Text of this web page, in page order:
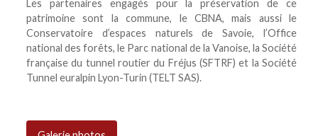
Les partenaires engagés pour la préservation de ce
patrimoine sont la commune, le CBNA, mais aussi le
Conservatoire d’espaces naturels de Savoie, l’Office
national des forêts, le Parc national de la Vanoise, la Société
française du tunnel routier du Fréjus (SFTRF) et la Société
Tunnel euralpin Lyon-Turin (TELT SAS).